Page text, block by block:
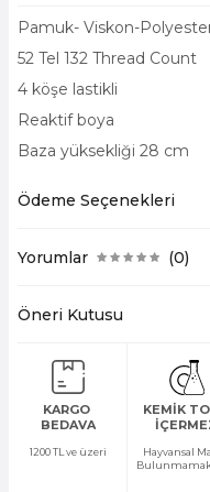
Pamuk- Viskon-Polyester
52 Tel 132 Thread Count
4 köşe lastikli
Reaktif boya
Baza yüksekliği 28 cm
Ödeme Seçenekleri
Yorumlar (0)
Öneri Kutusu
KARGO
BEDAVA
1200 TL ve üzeri
KEMİK
Hayvansal